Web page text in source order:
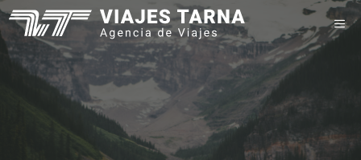
Saltar
contenido